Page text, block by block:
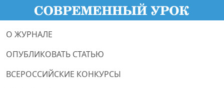
О ЖУРНАЛЕ
ОПУБЛИКОВАТЬ СТАТЬЮ
ВСЕРОССИЙСКИЕ КОНКУРСЫ